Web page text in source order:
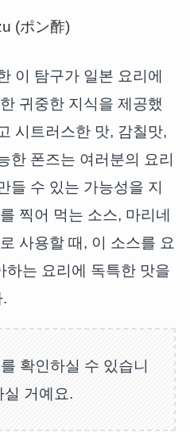
이 탐구가 일본 요리에
귀중한 지식을 제공했
시트러스한 맛, 감칠맛,
한 폰즈는 여러분의 요리
들 수 있는 가능성을 지
찍어 먹는 소스, 마리네
사용할 때, 이 소스를 요
하는 요리에 독특한 맛을
확인하실 수 있습니
실 거예요.